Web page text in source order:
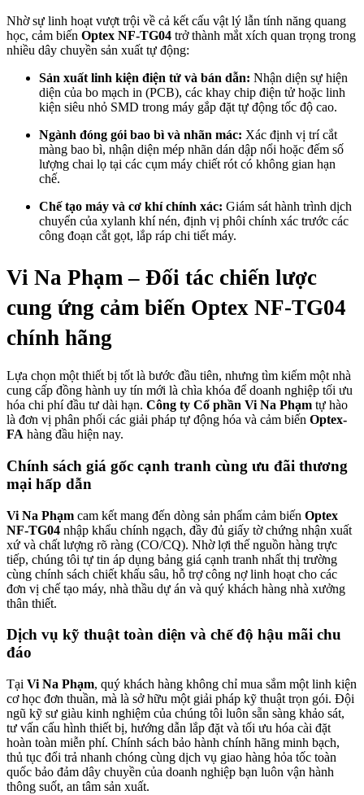
Nhờ sự linh hoạt vượt trội về cả kết cấu vật lý lẫn tính năng quang
học, cảm biến Optex NF-TG04 trở thành mắt xích quan trọng trong
nhiều dây chuyền sản xuất tự động:
Sản xuất linh kiện điện tử và bán dẫn: Nhận diện sự hiện
diện của bo mạch in (PCB), các khay chip điện tử hoặc linh
kiện siêu nhỏ SMD trong máy gắp đặt tự động tốc độ cao.
Ngành đóng gói bao bì và nhãn mác: Xác định vị trí cắt
màng bao bì, nhận diện mép nhãn dán dập nổi hoặc đếm số
lượng chai lọ tại các cụm máy chiết rót có không gian hạn
chế.
Chế tạo máy và cơ khí chính xác: Giám sát hành trình dịch
chuyển của xylanh khí nén, định vị phôi chính xác trước các
công đoạn cắt gọt, lắp ráp chi tiết máy.
Vi Na Phạm – Đối tác chiến lược
cung ứng cảm biến Optex NF-TG04
chính hãng
Lựa chọn một thiết bị tốt là bước đầu tiên, nhưng tìm kiếm một nhà
cung cấp đồng hành uy tín mới là chìa khóa để doanh nghiệp tối ưu
hóa chi phí đầu tư dài hạn. Công ty Cổ phần Vi Na Phạm tự hào
là đơn vị phân phối các giải pháp tự động hóa và cảm biến Optex-
FA hàng đầu hiện nay.
Chính sách giá gốc cạnh tranh cùng ưu đãi thương
mại hấp dẫn
Vi Na Phạm cam kết mang đến dòng sản phẩm cảm biến Optex
NF-TG04 nhập khẩu chính ngạch, đầy đủ giấy tờ chứng nhận xuất
xứ và chất lượng rõ ràng (CO/CQ). Nhờ lợi thế nguồn hàng trực
tiếp, chúng tôi tự tin áp dụng bảng giá cạnh tranh nhất thị trường
cùng chính sách chiết khấu sâu, hỗ trợ công nợ linh hoạt cho các
đơn vị chế tạo máy, nhà thầu dự án và quý khách hàng nhà xưởng
thân thiết.
Dịch vụ kỹ thuật toàn diện và chế độ hậu mãi chu
đáo
Tại Vi Na Phạm, quý khách hàng không chỉ mua sắm một linh kiện
cơ học đơn thuần, mà là sở hữu một giải pháp kỹ thuật trọn gói. Đội
ngũ kỹ sư giàu kinh nghiệm của chúng tôi luôn sẵn sàng khảo sát,
tư vấn cấu hình thiết bị, hướng dẫn lắp đặt và tối ưu hóa cài đặt
hoàn toàn miễn phí. Chính sách bảo hành chính hãng minh bạch,
thủ tục đổi trả nhanh chóng cùng dịch vụ giao hàng hỏa tốc toàn
quốc bảo đảm dây chuyền của doanh nghiệp bạn luôn vận hành
thông suốt, an tâm sản xuất.